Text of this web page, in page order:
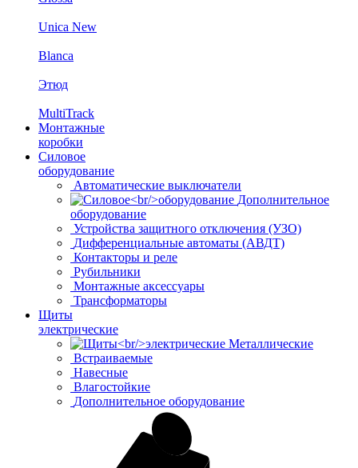
Unica New
Blanca
Этюд
MultiTrack
Монтажные
коробки
Силовое
оборудование
Автоматические выключатели
Дополнительное
оборудование
Устройства защитного отключения (УЗО)
Дифференциальные автоматы (АВДТ)
Контакторы и реле
Рубильники
Монтажные аксессуары
Трансформаторы
Щиты
электрические
Металлические
Встраиваемые
Навесные
Влагостойкие
Дополнительное оборудование